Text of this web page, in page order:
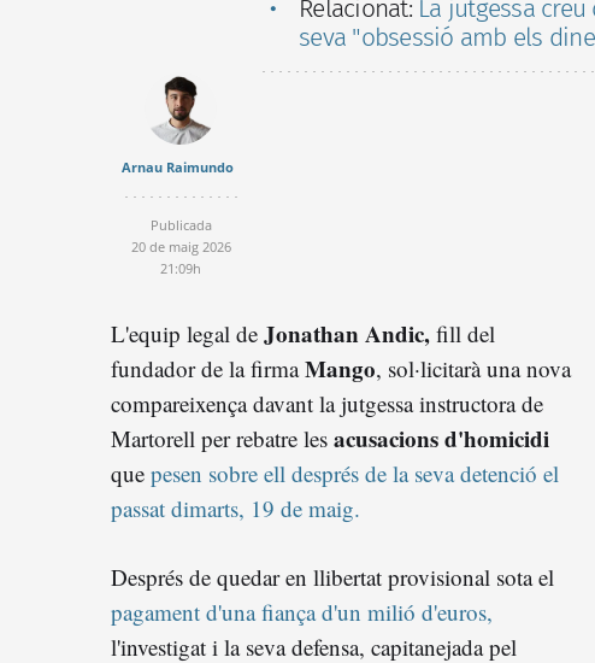
Relacionat: La jutgessa
seva "obsessió amb els
Arnau Raimundo
Publicada
20 de maig 2026
21:09h
L'equip legal de Jonathan Andic, fill del
fundador de la firmaMango, sol·licitarà una nova
compareixença davant la jutgessa instructora de
Martorell per rebatre les acusacions d'homicidi
que pesen sobre ell després de la seva detenció el
passat dimarts, 19 de maig.
Després de quedar en llibertat provisional sota el
pagament d'una fiança d'un milió d'euros,
l'investigat i la seva defensa, capitanejada pel